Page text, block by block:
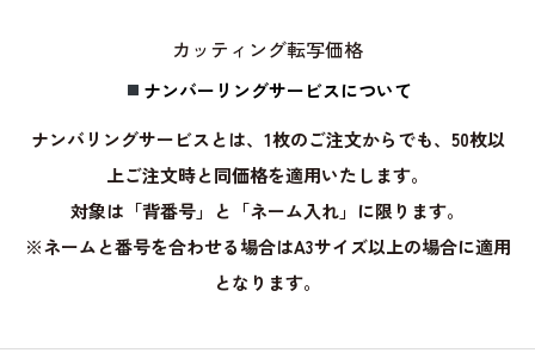
カッティング転写価格
ナンバーリングサービスについて
ナンバリングサービスとは、1枚のご注文からでも、50枚以
上ご注文時と同価格を適用いたします。
対象は「背番号」と「ネーム入れ」に限ります。
※ネームと番号を合わせる場合はA3サイズ以上の場合に適用
となります。